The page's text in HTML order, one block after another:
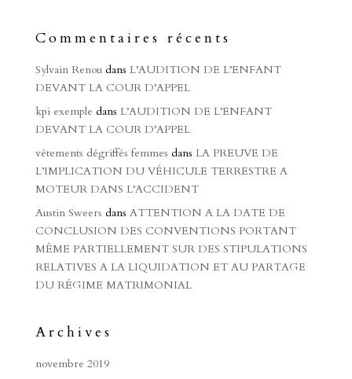
Commentaires récents
Sylvain Renoudans L’AUDITION DE L’ENFANT
DEVANT LA COUR D’APPEL
kpi exemple dans L’AUDITION DE L’ENFANT
DEVANT LA COUR D’APPEL
vêtements dégriffés femmes dans LA PREUVE DE
L’IMPLICATION DU VÉHICULE TERRESTRE A
MOTEUR DANS L’ACCIDENT
Austin Sweers dans ATTENTION A LA DATE DE
CONCLUSION DES CONVENTIONS PORTANT
MÊME PARTIELLEMENT SUR DES STIPULATIONS
RELATIVES A LA LIQUIDATION ET AU PARTAGE
DU RÉGIME MATRIMONIAL
Archives
novembre 2019